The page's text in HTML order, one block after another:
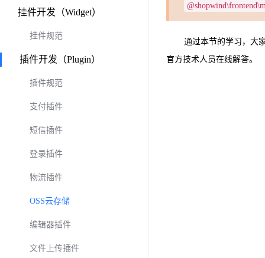
挂件开发（Widget）
挂件规范
插件开发（Plugin）
插件规范
支付插件
短信插件
登录插件
物流插件
OSS云存储
编辑器插件
文件上传插件
通过本节的学习，大
官方技术人员在线解答。